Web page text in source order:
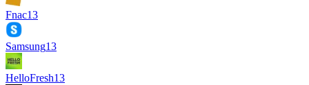
Fnac13
Samsung13
HelloFresh13